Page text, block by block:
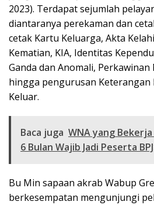
2023). Terdapat sejumlah
diantaranya perekaman dan
cetak Kartu Keluarga, Akta
Kematian, KIA, Identitas
Ganda dan Anomali,
hingga pengurusan Keterangan
Keluar.
Baca juga WNA yang
6 Bulan Wajib Jadi Peserta
Bu Min sapaan akrab Wabup
berkesempatan mengunjungi